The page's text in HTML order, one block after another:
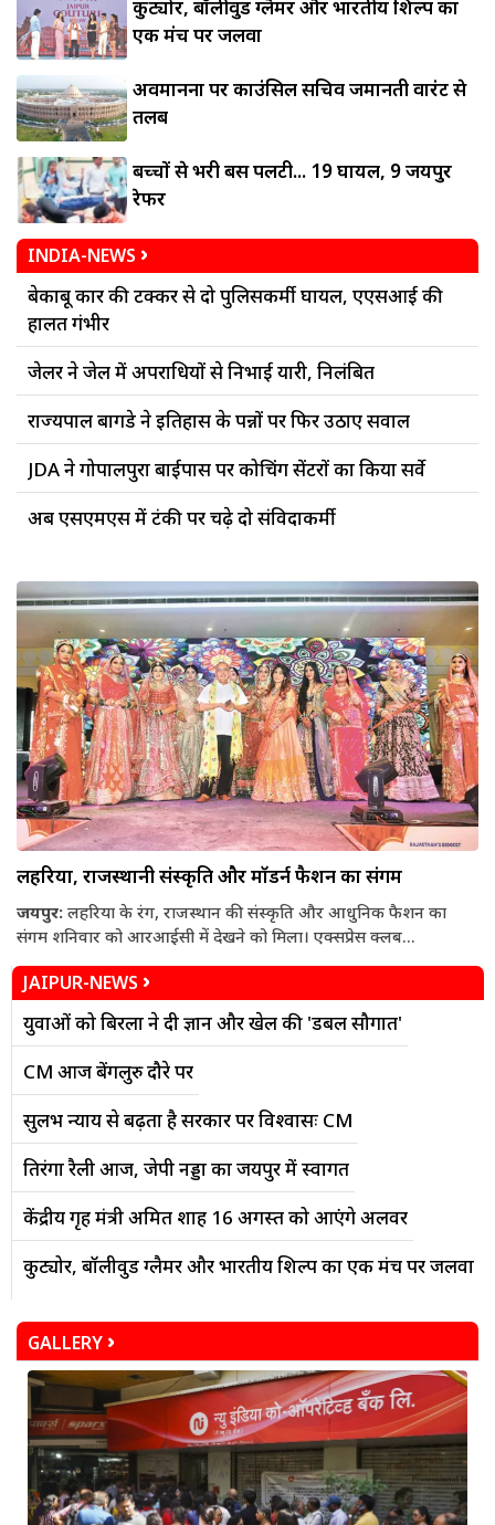
कुट्योर, बॉलीवुड ग्लैमर और भारतीय शिल्प का
एक मंच पर जलवा
अवमानना पर काउंसिल सचिव जमानती वारंट से
तलब
बच्चों से भरी बस पलटी... 19 घायल, 9 जयपुर
रेफर
INDIA-NEWS
बेकाबू कार की टक्कर से दो पुलिसकर्मी घायल, एएसआई की
हालत गंभीर
जेलर ने जेल में अपराधियों से निभाई यारी, निलंबित
राज्यपाल बागडे ने इतिहास के पन्नों पर फिर उठाए सवाल
JDA ने गोपालपुरा बाईपास पर कोचिंग सेंटरों का किया सर्वे
अब एसएमएस में टंकी पर चढ़े दो संविदाकर्मी
लहरिया, राजस्थानी संस्कृति और मॉडर्न फैशन का संगम
जयपुर: लहरिया के रंग, राजस्थान की संस्कृति और आधुनिक फैशन का
संगम शनिवार को आरआईसी में देखने को मिला। एक्सप्रेस क्लब...
JAIPUR-NEWS
युवाओं को बिरला ने दी ज्ञान और खेल की 'डबल सौगात'
CM आज बेंगलुरु दौरे पर
सुलभ न्याय से बढ़ता है सरकार पर विश्वासः CM
तिरंगा रैली आज, जेपी नड्डा का जयपुर में स्वागत
केंद्रीय गृह मंत्री अमित शाह 16 अगस्त को आएंगे अलवर
कुट्योर, बॉलीवुड ग्लैमर और भारतीय शिल्प का एक मंच पर जलवा
GALLERY